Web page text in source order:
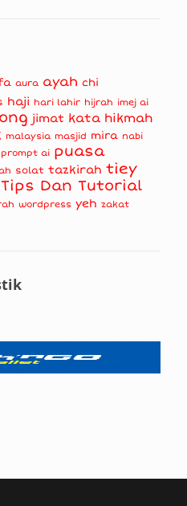
aura ayah chi
haji hari lahir hijrah imej ai
jimat kata hikmah
malaysia masjid mira nabi
prompt ai puasa
solat tazkirah tiey
Tips Dan Tutorial
wordpress yeh zakat